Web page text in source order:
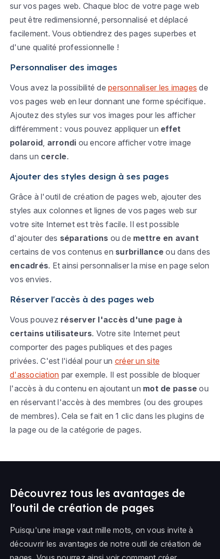
sur vos pages web. Chaque bloc de votre page web
peut être redimensionné, personnalisé et déplacé
facilement. Vous obtiendrez des pages superbes et
d'une qualité professionnelle !
Personnaliser des images
Vous avez la possibilité de personnaliser les images de
vos pages web en leur donnant une forme spécifique.
Ajoutez des styles sur vos images pour les afficher
différemment : vous pouvez appliquer un effet
polaroid arrondi ou encore afficher votre image
dans un cercle.
Ajouter des styles design à ses pages
Grâce à l'outil de création de pages web, ajouter des
styles aux colonnes et lignes de vos pages web sur
votre site Internet est très facile. Il est possible
d'ajouter des séparations ou de mettre en avant
certains de vos contenus en surbrillance ou dans des
encadrés. Et ainsi personnaliser la mise en page selon
vos envies.
Réserver l'accès à des pages web
Vous pouvez réserver l'accès d'une page à
certains utilisateurs. Votre site Internet peut
comporter des pages publiques et des pages
privées. C'est l'idéal pour un créer un site
d'association par exemple. Il est possible de bloquer
l'accès à du contenu en ajoutant un mot de passe ou
en réservant l'accès à des membres (ou des groupes
de membres). Cela se fait en 1 clic dans les plugins de
la page ou de la catégorie de pages.
Découvrez tous les avantages de
l'outil de création de pages
Puisqu'une image vaut mille mots, on vous invite à
découvrir les avantages de notre outil de création de